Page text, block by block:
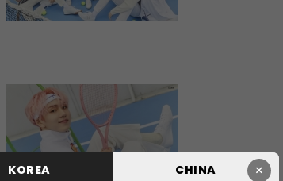
×
KOREA CHINA